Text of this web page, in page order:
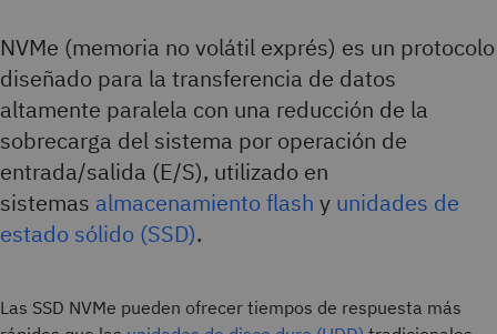
NVMe (memoria no volátil exprés) es un protocolo
diseñado para la transferencia de datos
altamente paralela con una reducción de la
sobrecarga del sistema por operación de
entrada/salida (E/S), utilizado en
sistemas almacenamiento flash y unidades de
estado sólido (SSD).
Las SSD NVMe pueden ofrecer tiempos de respuesta más